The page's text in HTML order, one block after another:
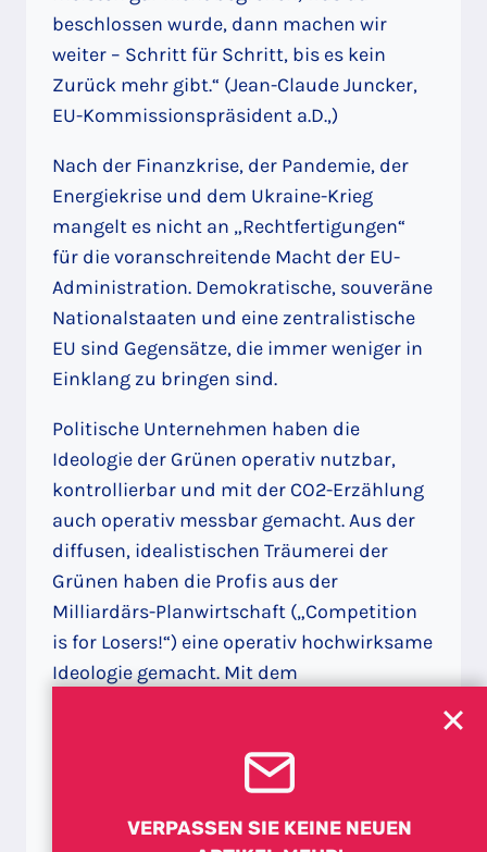
beschlossen wurde, dann machen wir
weiter – Schritt für Schritt, bis es kein
Zurück mehr gibt.“ (Jean-Claude Juncker,
EU-Kommissionspräsident a.D.,)
Nach der Finanzkrise, der Pandemie, der
Energiekrise und dem Ukraine-Krieg
mangelt es nicht an „Rechtfertigungen“
für die voranschreitende Macht der EU-
Administration. Demokratische, souveräne
Nationalstaaten und eine zentralistische
EU sind Gegensätze, die immer weniger in
Einklang zu bringen sind.
Politische Unternehmen haben die
Ideologie der Grünen operativ nutzbar,
kontrollierbar und mit der CO2-Erzählung
auch operativ messbar gemacht. Aus der
diffusen, idealistischen Träumerei der
Grünen haben die Profis aus der
Milliardärs-Planwirtschaft („Competition
is for Losers!“) eine operativ hochwirksame
Ideologie gemacht. Mit dem
Ablasshandel der Klimazertifikate und
CO2-Steuern haben sie das größte und
profitabelste Geschäftsmodell, dass es je
VERPASSEN SIE KEINE NEUEN